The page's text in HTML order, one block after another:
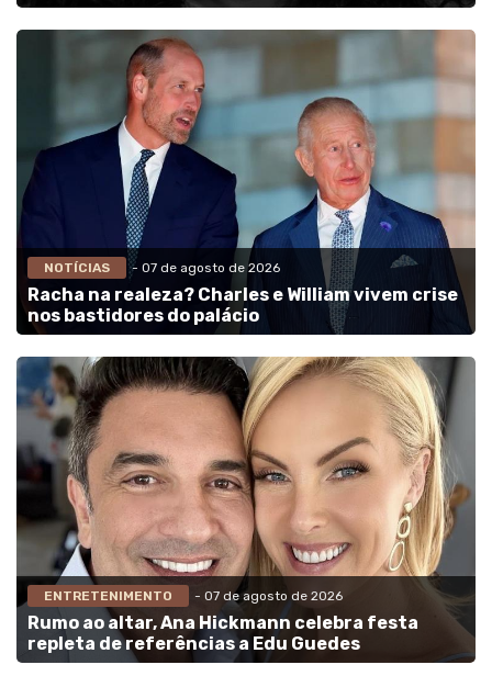
NOTÍCIAS - 07 de agosto de 2026
Racha na realeza? Charles e William vivem crise
nos bastidores do palácio
ENTRETENIMENTO - 07 de agosto de 2026
Rumo ao altar, Ana Hickmann celebra festa
repleta de referências a Edu Guedes